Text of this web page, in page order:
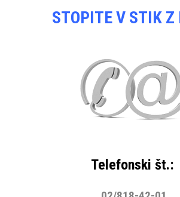
STOPITE V STIK Z
Telefonski št.: